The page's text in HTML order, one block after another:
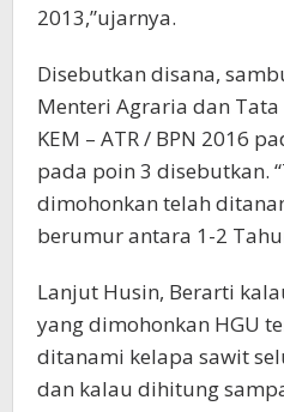
2013,”ujarnya.
Disebutkan disana,
Menteri Agraria dan Tata
KEM – ATR / BPN 2016
pada poin 3 disebutkan.
dimohonkan telah
berumur antara 1-2
Lanjut Husin, Berarti
yang dimohonkan HGU
ditanami kelapa sawit
dan kalau dihitung